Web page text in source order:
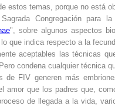
estos temas, porque no está
Congregación para
", sobre algunos aspectos
que indica respecto a la
aceptables las técnicas
condena cualquier técnica
FIV generen más
amor que los padres que,
de llegada a la vida,